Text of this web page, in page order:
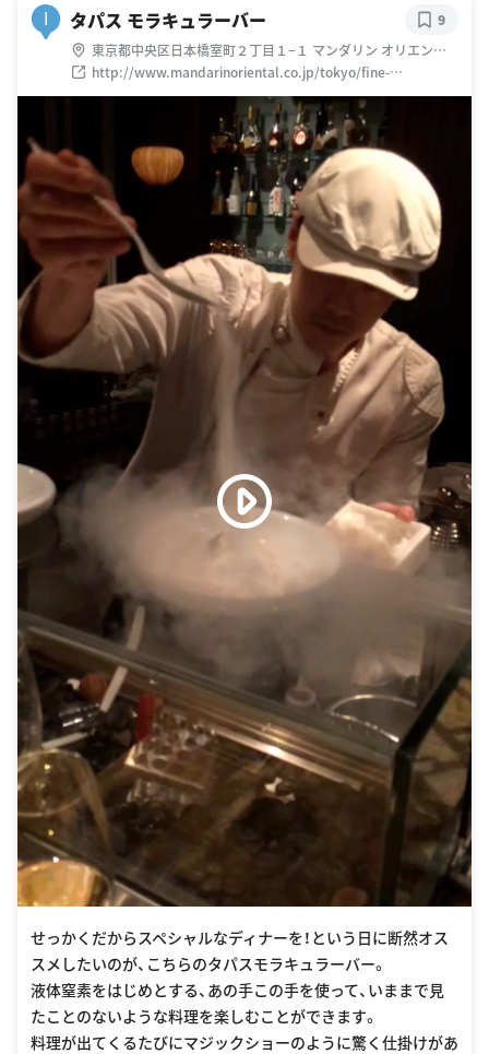
タパス モラキュラーバー
東京都中央区日本橋室町２丁目１−１ マンダリン オリエンタ
ル 東京 38F
http://www.mandarinoriental.co.jp/tokyo/fine-
dining/tapas-molecular-bar/
9
せっかくだからスペシャルなディナーを！という日に断然オス
スメしたいのが、こちらのタパスモラキュラーバー。
液体窒素をはじめとする、あの手この手を使って、いままで見
たことのないような料理を楽しむことができます。
料理が出てくるたびにマジックショーのように驚く仕掛けがあ